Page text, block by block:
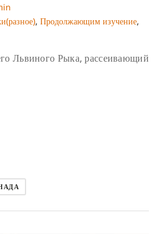
, Продолжающим изучение,
Львиного Рыка, рассеивающий